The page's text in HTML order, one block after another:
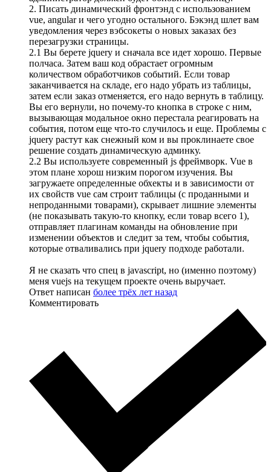
2. Писать динамический фронтэнд с использованием
vue, angular и чего угодно остального. Бэкэнд шлет вам
уведомления через вэбсокеты о новых заказах без
перезагрузки страницы.
2.1 Вы берете jquery и сначала все идет хорошо. Первые
полчаса. Затем ваш код обрастает огромным
количеством обработчиков событий. Если товар
заканчивается на складе, его надо убрать из таблицы,
затем если заказ отменяется, его надо вернуть в таблицу.
Вы его вернули, но почему-то кнопка в строке с ним,
вызывающая модальное окно перестала реагировать на
события, потом еще что-то случилось и еще. Проблемы с
jquery растут как снежный ком и вы проклинаете свое
решение создать динамическую админку.
2.2 Вы используете современный js фреймворк. Vue в
этом плане хорош низким порогом изучения. Вы
загружаете определенные обхекты и в зависимости от
их свойств vue сам строит таблицы (с проданными и
непроданными товарами), скрывает лишние элементы
(не показывать такую-то кнопку, если товар всего 1),
отправляет плагинам команды на обновление при
изменении объектов и следит за тем, чтобы события,
которые отваливались при jquery подходе работали.
Я не сказать что спец в javascript, но (именно поэтому)
меня vuejs на текущем проекте очень выручает.
Ответ написан более трёх лет назад
Комментировать